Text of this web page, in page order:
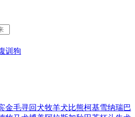
训狗
金毛寻回犬牧羊犬比熊柯基雪纳瑞巴